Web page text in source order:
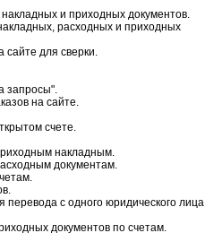
и приходных документов.
расходных и приходных
сайте для сверки.
запросы".
на сайте.
счете.
накладным.
документам.
с одного юридического лица
документов по счетам.